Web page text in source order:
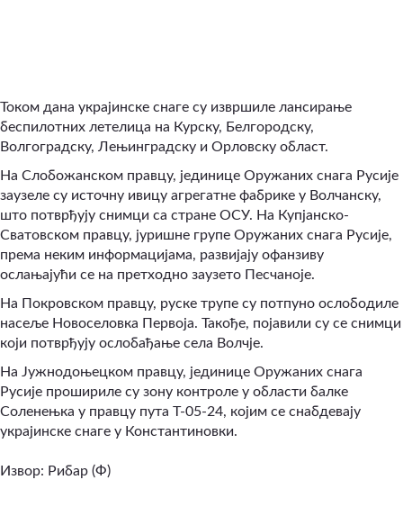
Током дана украјинске снаге су извршиле лансирање
беспилотних летелица на Курску, Белгородску,
Волгоградску, Лењинградску и Орловску област.
На Слобожанском правцу, јединице Оружаних снага Русије
заузеле су источну ивицу агрегатне фабрике у Волчанску,
што потврђују снимци са стране ОСУ. На Купјанско-
Сватовском правцу, јуришне групе Оружаних снага Русије,
према неким информацијама, развијају офанзиву
ослањајући се на претходно заузето Песчаноје.
На Покровском правцу, руске трупе су потпуно ослободиле
насеље Новоселовка Первоја. Такође, појавили су се снимци
који потврђују ослобађање села Волчје.
На Јужнодоњецком правцу, јединице Оружаних снага
Русије прошириле су зону контроле у области балке
Соленењка у правцу пута Т-05-24, којим се снабдевају
украјинске снаге у Константиновки.
Извор: Рибар (Ф)